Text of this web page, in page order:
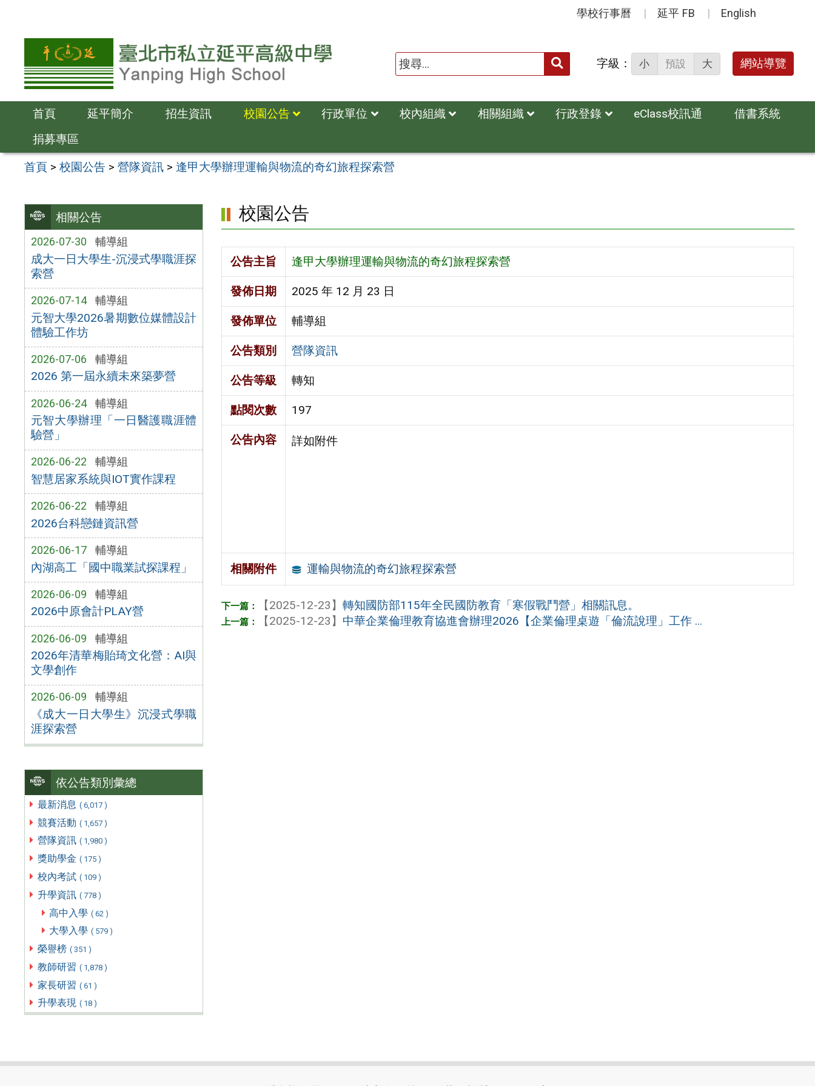
容
學校行事曆 延平 FB English
送出 字級： 小 預設 大 網站導覽
首頁 延平簡介 招生資訊 校園公告 行政單位 校內組織 相關組織 行政登錄 eClass校訊通
借書系統
捐募專區
首頁 >校園公告 >營隊資訊 >逢甲大學辦理運輸與物流的奇幻旅程探索營
相關公告
2026-07-30 輔導組
成大一日大學生-沉浸式學職涯探
索營
2026-07-14 輔導組
元智大學2026暑期數位媒體設計
體驗工作坊
2026-07-06 輔導組
2026 第一屆永續未來築夢營
2026-06-24 輔導組
元智大學辦理「一日醫護職涯體
驗營」
2026-06-22 輔導組
智慧居家系統與IOT實作課程
2026-06-22 輔導組
2026台科戀鏈資訊營
2026-06-17 輔導組
內湖高工「國中職業試探課程」
2026-06-09 輔導組
2026中原會計PLAY營
2026-06-09 輔導組
2026年清華梅貽琦文化營：AI與
文學創作
2026-06-09 輔導組
《成大一日大學生》沉浸式學職
涯探索營
依公告類別彙總
最新消息 ( 6,017 )
競賽活動 ( 1,657 )
營隊資訊 ( 1,980 )
獎助學金 ( 175 )
校內考試 ( 109 )
升學資訊 ( 778 )
高中入學 ( 62 )
大學入學 ( 579 )
榮譽榜 ( 351 )
教師研習 ( 1,878 )
家長研習 ( 61 )
升學表現 ( 18 )
校園公告
公告主旨 逢甲大學辦理運輸與物流的奇幻旅程探索營
發佈日期 2025 年 12 月 23 日
發佈單位 輔導組
公告類別 營隊資訊
公告等級 轉知
點閱次數 197
公告內容 詳如附件
相關附件 運輸與物流的奇幻旅程探索營
【2025-12-23】轉知國防部115年全民國防教育「寒假戰鬥營」相關訊息。
【2025-12-23】 中華企業倫理教育協進會辦理2026【企業倫理桌遊「倫流說理」工作 ...